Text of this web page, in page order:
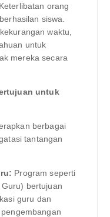
Keterlibatan orang
siswa.
waktu,
untuk
mereka secara
untuk
berbagai
tantangan
Program seperti
bertujuan
guru dan